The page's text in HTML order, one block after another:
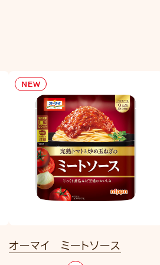
NEW
オーマイ ミートソース